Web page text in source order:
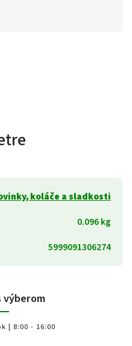
koláče a sladkosti
0.096 kg
5999091306274
výberom
| 8:00 - 16:00